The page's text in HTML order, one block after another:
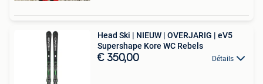
Head Ski | NIEUW | OVERJARIG | eV5
Supershape Kore WC Rebels
€ 350,00 Détails